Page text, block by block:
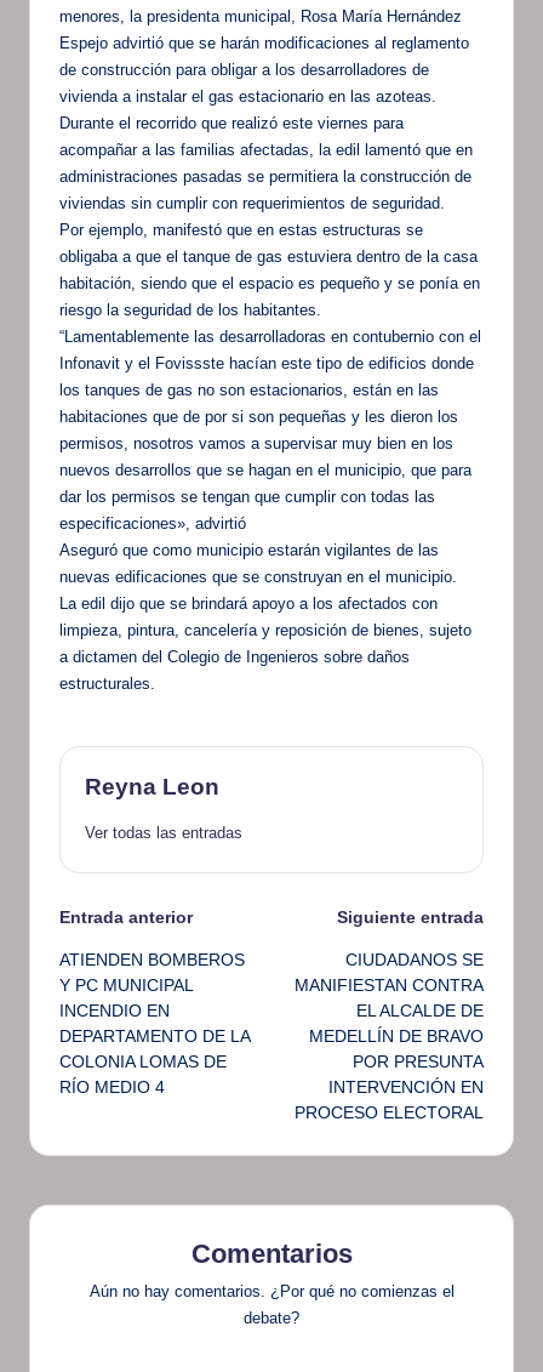
menores, la presidenta municipal, Rosa María Hernández
Espejo advirtió que se harán modificaciones al reglamento
de construcción para obligar a los desarrolladores de
vivienda a instalar el gas estacionario en las azoteas.
Durante el recorrido que realizó este viernes para
acompañar a las familias afectadas, la edil lamentó que en
administraciones pasadas se permitiera la construcción de
viviendas sin cumplir con requerimientos de seguridad.
Por ejemplo, manifestó que en estas estructuras se
obligaba a que el tanque de gas estuviera dentro de la casa
habitación, siendo que el espacio es pequeño y se ponía en
riesgo la seguridad de los habitantes.
“Lamentablemente las desarrolladoras en contubernio con el
Infonavit y el Fovissste hacían este tipo de edificios donde
los tanques de gas no son estacionarios, están en las
habitaciones que de por si son pequeñas y les dieron los
permisos, nosotros vamos a supervisar muy bien en los
nuevos desarrollos que se hagan en el municipio, que para
dar los permisos se tengan que cumplir con todas las
especificaciones», advirtió
Aseguró que como municipio estarán vigilantes de las
nuevas edificaciones que se construyan en el municipio.
La edil dijo que se brindará apoyo a los afectados con
limpieza, pintura, cancelería y reposición de bienes, sujeto
a dictamen del Colegio de Ingenieros sobre daños
estructurales.
Reyna Leon
Ver todas las entradas
Navegación
de
entradas
Entrada anterior
ATIENDEN BOMBEROS
Y PC MUNICIPAL
INCENDIO EN
DEPARTAMENTO DE LA
COLONIA LOMAS DE
RÍO MEDIO 4
Siguiente entrada
CIUDADANOS SE
MANIFIESTAN CONTRA
EL ALCALDE DE
MEDELLÍN DE BRAVO
POR PRESUNTA
INTERVENCIÓN EN
PROCESO ELECTORAL
Comentarios
Aún no hay comentarios. ¿Por qué no comienzas el
debate?